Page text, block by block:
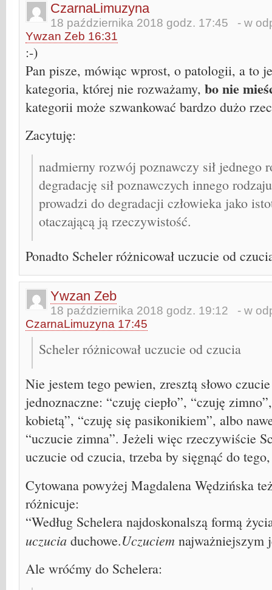
CzarnaLimuzyna
18 października 2018 godz. 17:45 - w
Ywzan Zeb 16:31
:-)
Pan pisze, mówiąc wprost, o patologii, a to
kategoria, której nie rozważamy, bo nie
kategorii może szwankować bardzo dużo
Zacytuję:
nadmierny rozwój poznawczy sił jednego
degradację sił poznawczych innego
prowadzi do degradacji człowieka jako
otaczającą ją rzeczywistość.
Ponadto Scheler różnicował uczucie od
Ywzan Zeb
18 października 2018 godz. 19:12 - w
CzarnaLimuzyna 17:45
Scheler różnicował uczucie od czucia
Nie jestem tego pewien, zresztą słowo
jednoznaczne: “czuję ciepło”, “czuję
kobietą”, “czuję się pasikonikiem”, albo
“uczucie zimna”. Jeżeli więc rzeczywiście
uczucie od czucia, trzeba by sięgnąć do
Cytowana powyżej Magdalena Wędzińska
różnicuje:
“Według Schelera najdoskonalszą formą
uczucia duchowe.Uczuciem najważniejszym
Ale wróćmy do Schelera: